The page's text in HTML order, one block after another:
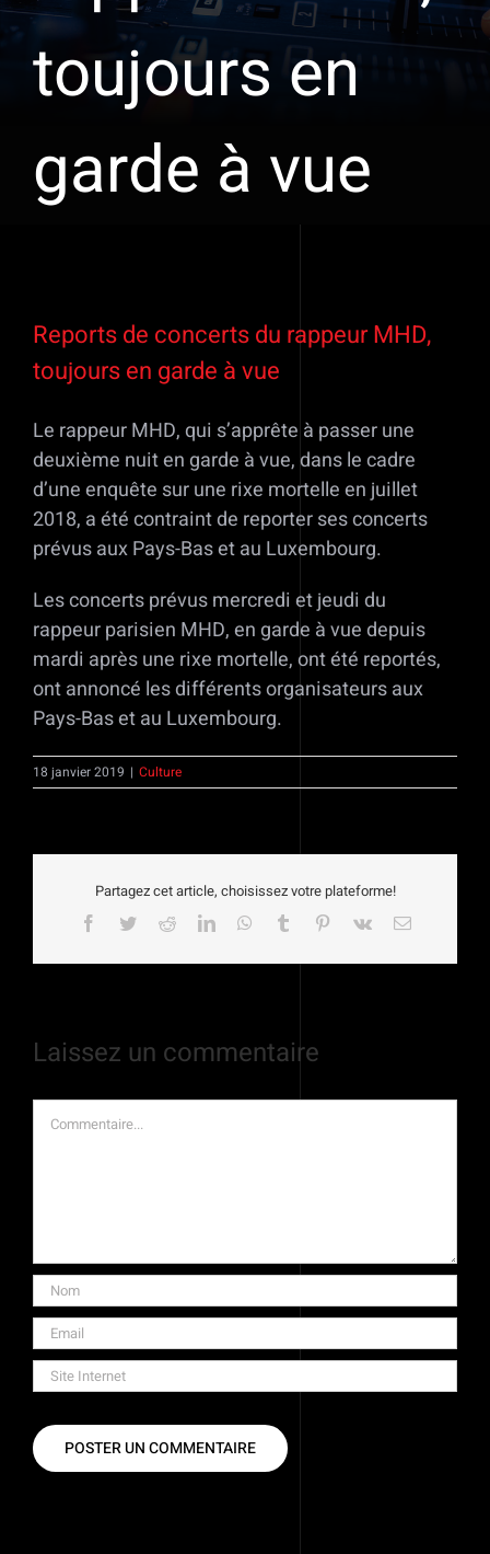
toujours en
garde à vue
l'image
agrandie
Reports de concerts du rappeur MHD,
toujours en garde à vue
Le rappeur MHD, qui s’apprête à passer une
deuxième nuit en garde à vue, dans le cadre
d’une enquête sur une rixe mortelle en juillet
2018, a été contraint de reporter ses concerts
prévus aux Pays-Bas et au Luxembourg.
Les concerts prévus mercredi et jeudi du
rappeur parisien MHD, en garde à vue depuis
mardi après une rixe mortelle, ont été reportés,
ont annoncé les différents organisateurs aux
Pays-Bas et au Luxembourg.
18 janvier 2019 | Culture
Partagez cet article, choisissez votre plateforme!
Facebook
TwitterRedditLinkedInWhatsApp
Tumblr Pinterest
Vk Email
Laissez un commentaire
Commentaire